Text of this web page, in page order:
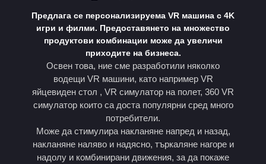
Предлага се персонализируема VR машина с 4K
игри и филми. Предоставянето на множество
продуктови комбинации може да увеличи
приходите на бизнеса.
Освен това, ние сме разработили няколко
водещи VR машини, като например VR
яйцевиден стол , VR симулатор на полет, 360 VR
симулаторкоито са доста популярни сред много
потребители.
Може да стимулира накланяне напред и назад,
накланяне наляво и надясно, търкаляне нагоре и
надолу и комбинирани движения, за да покаже